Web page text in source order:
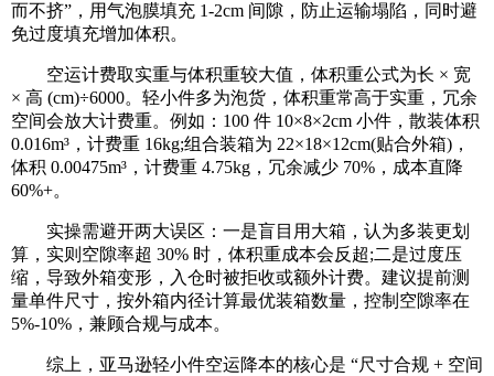
而不挤”，用气泡膜填充 1-2cm 间隙，防止运输塌陷，同时避
免过度填充增加体积。
空运计费取实重与体积重较大值，体积重公式为长 × 宽
× 高 (cm)÷6000。轻小件多为泡货，体积重常高于实重，冗余
空间会放大计费重。例如：100 件 10×8×2cm 小件，散装体积
0.016m³，计费重 16kg;组合装箱为 22×18×12cm(贴合外箱)，
体积 0.00475m³，计费重 4.75kg，冗余减少 70%，成本直降
60%+。
实操需避开两大误区：一是盲目用大箱，认为多装更划
算，实则空隙率超 30% 时，体积重成本会反超;二是过度压
缩，导致外箱变形，入仓时被拒收或额外计费。建议提前测
量单件尺寸，按外箱内径计算最优装箱数量，控制空隙率在
5%-10%，兼顾合规与成本。
综上，亚马逊轻小件空运降本的核心是 “尺寸合规 + 空间